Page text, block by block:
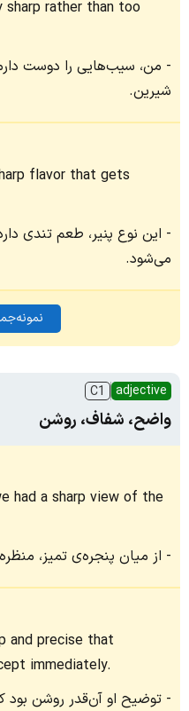
rather than too
من، سیب‌هایی را دوست
شیرین.
flavor that gets
این نوع پنیر، طعم تندی
می‌شود.
adjective
C1
واضح، شفاف، روشن
had a sharp view of the
از میان پنجره‌ی تمیز،
and precise that
immediately.
توضیح او آن‌قدر روشن بود